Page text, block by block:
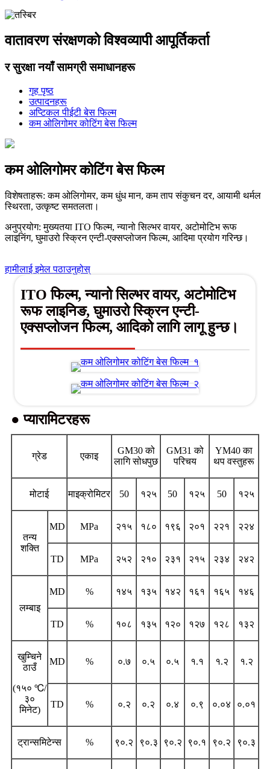
वातावरण संरक्षणको विश्वव्यापी आपूर्तिकर्ता
र सुरक्षा नयाँ सामग्री समाधानहरू
गृह पृष्ठ
उत्पादनहरू
अप्टिकल पीईटी बेस फिल्म
कम ओलिगोमर कोटिंग बेस फिल्म
कम ओलिगोमर कोटिंग बेस फिल्म
विशेषताहरू: कम ओलिगोमर, कम धुंध मान, कम ताप संकुचन दर, आयामी थर्मल
स्थिरता, उत्कृष्ट समतलता।
अनुप्रयोग: मुख्यतया ITO फिल्म, न्यानो सिल्भर वायर, अटोमोटिभ रूफ
लाइनिंग, घुमाउरो स्क्रिन एन्टी-एक्सप्लोजन फिल्म, आदिमा प्रयोग गरिन्छ।
हामीलाई इमेल पठाउनुहोस्
ITO फिल्म, न्यानो सिल्भर वायर, अटोमोटिभ
रूफ लाइनिङ, घुमाउरो स्क्रिन एन्टी-
एक्सप्लोजन फिल्म, आदिको लागि लागू हुन्छ।
● प्यारामिटरहरू
ग्रेड एकाइ
GM30 को
लागि सोधपुछ
GM31 को
परिचय
YM40 का
थप वस्तुहरू
मोटाई माइक्रोमिटर 50 १२५ 50 १२५ 50 १२५
तन्य
शक्ति
MD MPa २१५ १८० १९६ २०१ २२१ २२४
TD MPa २५२ २१० २३१ २१५ २३४ २४२
लम्बाइ
MD % १४५ १३५ १४२ १६१ १६५ १४६
TD % १०८ १३५ १२० १२७ १२८ १३२
खुम्चिने
ठाउँ
(१५० ℃/
३०
मिनेट)
MD % ०.७ ०.५ ०.५ १.१ १.२ १.२
TD % ०.२ ०.२ ०.४ ०.९ ०.०४ ०.०१
ट्रान्समिटेन्स % ९०.२ ९०.३ ९०.२ ९०.१ ९०.२ ९०.३